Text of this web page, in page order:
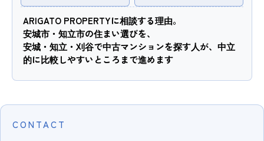
ARIGATO PROPERTYに相談する理由。
安城市・知立市の住まい選びを、
安城・知立・刈谷で中古マンションを探す人が、中立
的に比較しやすいところまで進めます
CONTACT